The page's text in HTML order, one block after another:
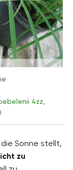
4zz,
Sonne stellt,
zu